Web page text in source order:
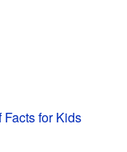
for Kids